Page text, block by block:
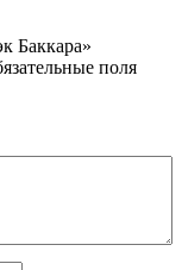
Баккара»
поля